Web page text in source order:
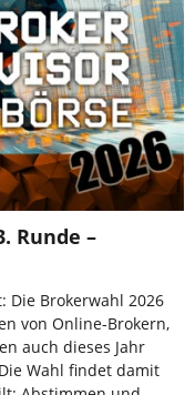
Runde –
Die Brokerwahl 2026
von Online-Brokern,
auch dieses Jahr
Wahl findet damit